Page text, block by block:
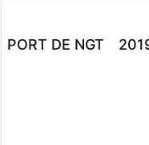
PORT DE NGT